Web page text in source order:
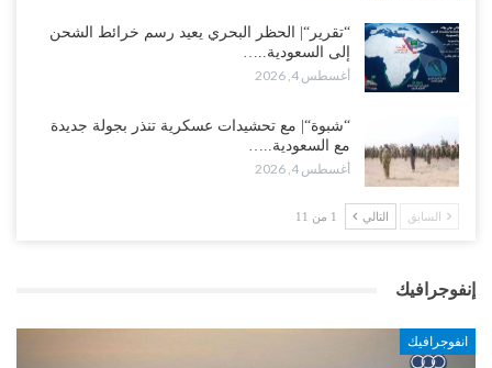
“تقرير“| الحظر البحري يعيد رسم خرائط الشحن
إلى السعودية..…
أغسطس 4, 2026
“شبوة“| مع تحشيدات عسكرية تنذر بجولة جديدة
مع السعودية..…
أغسطس 4, 2026
السابق التالي 1 من 11
إنفوجرافيك
انفوجرافيك